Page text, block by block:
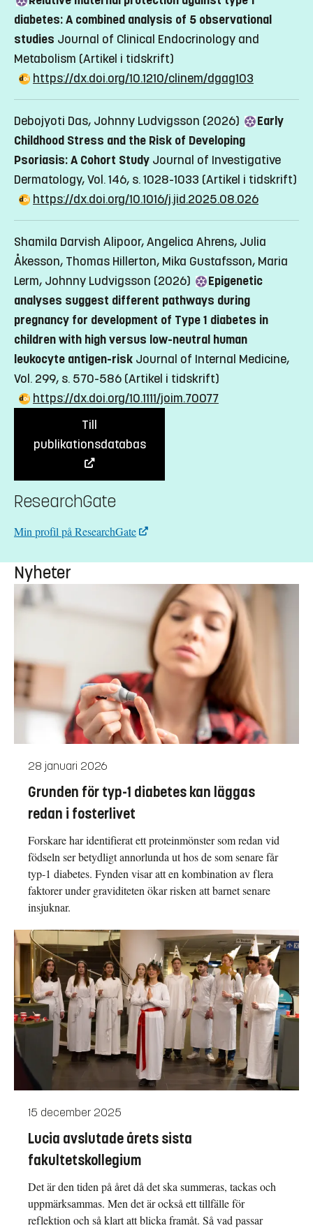
diabetes: A combined analysis of 5 observational
studies Journal of Clinical Endocrinology and
Metabolism (Artikel i tidskrift)
https://dx.doi.org/10.1210/clinem/dgag103
Debojyoti Das, Johnny Ludvigsson (2026)
Early
Childhood Stress and the Risk of Developing
Psoriasis: A Cohort Study Journal of Investigative
Dermatology, Vol. 146, s. 1028-1033 (Artikel i tidskrift)
https://dx.doi.org/10.1016/j.jid.2025.08.026
Shamila Darvish Alipoor, Angelica Ahrens, Julia
Åkesson, Thomas Hillerton, Mika Gustafsson, Maria
Lerm, Johnny Ludvigsson (2026)
Epigenetic
analyses suggest different pathways during
pregnancy for development of Type 1 diabetes in
children with high versus low-neutral human
leukocyte antigen-risk Journal of Internal Medicine,
Vol. 299, s. 570-586 (Artikel i tidskrift)
https://dx.doi.org/10.1111/joim.70077
Till
publikationsdatabas
ResearchGate
Min profil på ResearchGate
Nyheter
28 januari 2026
Grunden för typ-1 diabetes kan läggas
redan i fosterlivet
Forskare har identifierat ett proteinmönster som redan vid
födseln ser betydligt annorlunda ut hos de som senare får
typ-1 diabetes. Fynden visar att en kombination av flera
faktorer under graviditeten ökar risken att barnet senare
insjuknar.
15 december 2025
Lucia avslutade årets sista
fakultetskollegium
Det är den tiden på året då det ska summeras, tackas och
uppmärksammas. Men det är också ett tillfälle för
reflektion och så klart att blicka framåt. Så vad passar